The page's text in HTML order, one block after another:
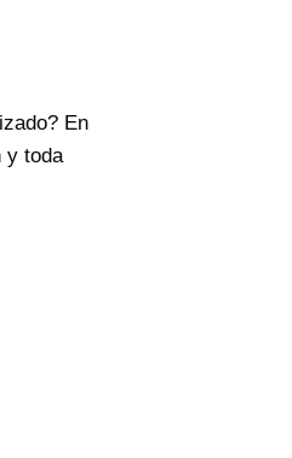
En
y toda